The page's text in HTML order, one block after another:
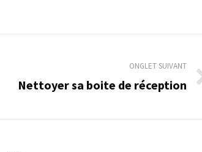
ONGLET SUIVANT
Nettoyer sa boite de réception